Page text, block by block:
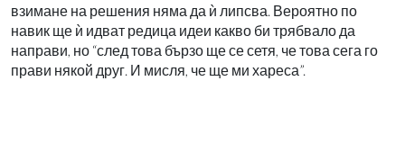
взимане на решения няма да ѝ липсва. Вероятно по
навик ще ѝ идват редица идеи какво би трябвало да
направи, но “след това бързо ще се сетя, че това сега го
прави някой друг. И мисля, че ще ми хареса”.